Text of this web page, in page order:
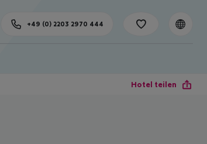
+49 (0) 2203 2970 444
Hotel teilen